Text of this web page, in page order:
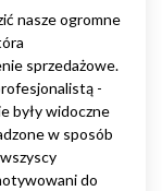
nasze ogromne
sprzedażowe.
-
były widoczne
w sposób
do